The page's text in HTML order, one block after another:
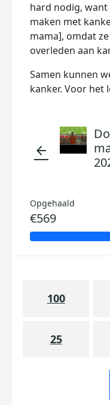
hard nodig,
maken met
mama], omdat
overleden aan
Samen kunnen
kanker. Voor het
arrow_back
Opgehaald
€569
100
25